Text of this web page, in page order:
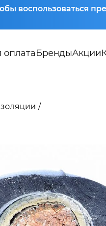
воспользоваться
оплатаБрендыАкции